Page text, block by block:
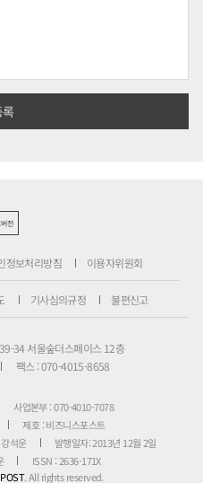
전
정보처리방침 이용자위원회
기사심의규정 불편신고
34 서울숲더스페이스 12층
팩스 : 070-4015-8658
사업본부 : 070-4010-7078
제호 : 비즈니스포스트
석운
발행일자: 2013년 12월 2일
ISSN : 2636-171X
. All rights reserved.